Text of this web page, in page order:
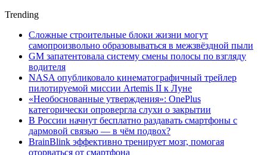
Trending
Сложные строительные блоки жизни могут
самопроизвольно образовываться в межзвёздной пыли
GM запатентовала систему смены полосы по взгляду
водителя
NASA опубликовало кинематографичный трейлер
пилотируемой миссии Artemis II к Луне
«Необоснованные утверждения»: OnePlus
категорически опровергла слухи о закрытии
В России начнут бесплатно раздавать смартфоны с
дармовой связью — в чём подвох?
BrainBlink эффективно тренирует мозг, помогая
оторваться от смартфона